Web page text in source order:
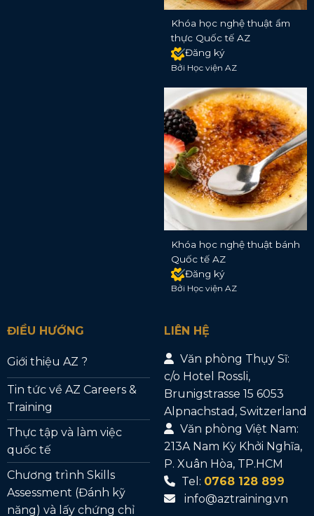
Khóa học nghệ thuật ẩm
thực Quốc tế AZ
Đăng ký
Bởi Học viện AZ
Khóa học nghệ thuật bánh
Quốc tế AZ
Đăng ký
Bởi Học viện AZ
ĐIỀU HƯỚNG
Giới thiệu AZ ?
Tin tức về AZ Careers &
Training
Thực tập và làm việc
quốc tế
Chương trình Skills
Assessment (Đánh kỹ
năng) và lấy chứng chỉ
LIÊN HỆ
Văn phòng Thụy Sĩ:
c/o Hotel Rossli,
Brunigstrasse 15 6053
Alpnachstad, Switzerland
Văn phòng Việt Nam:
213A Nam Kỳ Khởi Nghĩa,
P. Xuân Hòa, TP.HCM
Tel: 0768 128 899
info@aztraining.vn